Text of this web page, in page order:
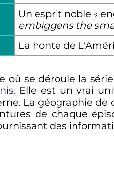
Un esprit noble «
embiggens the
La honte de
où se déroule la
. Elle est un vrai
La géographie
de chaque
des